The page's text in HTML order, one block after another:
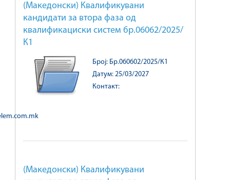
(Македонски) Квалификувани
кандидати за втора фаза од
квалификациски систем бр.06062/2025/
К1
Број: Бр.060602/2025/К1
Датум: 25/03/2027
Контакт:
(Македонски) Квалификувани